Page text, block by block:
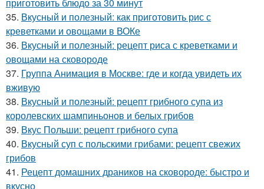
приготовить блюдо за 30 минут
35. Вкусный и полезный: как приготовить рис с
креветками и овощами в ВОКе
36. Вкусный и полезный: рецепт риса с креветками и
овощами на сковороде
37. Группа Анимация в Москве: где и когда увидеть их
вживую
38. Вкусный и полезный: рецепт грибного супа из
королевских шампиньонов и белых грибов
39. Вкус Польши: рецепт грибного супа
40. Вкусный суп с польскими грибами: рецепт свежих
грибов
41. Рецепт домашних драников на сковороде: быстро и
вкусно